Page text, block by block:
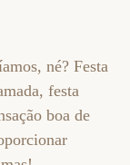
né? Festa
festa
boa de